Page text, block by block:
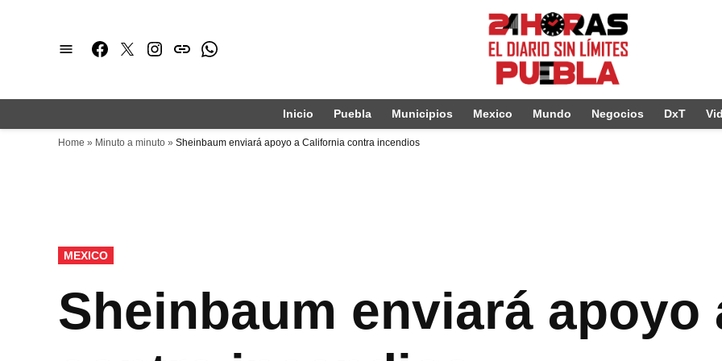
Facebook
TwitterInstagram
issuuWhatsapp
Inicio Puebla Municipios Mexico Mundo Negocios DxT
Home » Minuto a minuto » Sheinbaum enviará apoyo a California contra incendios
PUBLICADO
EN
MEXICO
Sheinbaum enviará apoyo